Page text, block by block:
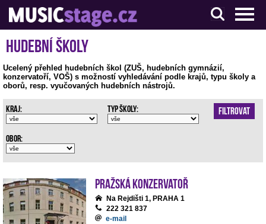
S muzikanty pro muzikanty
Hudební školy
Ucelený přehled hudebních škol (ZUŠ, hudebních gymnázií,
konzervatoří, VOŠ) s možností vyhledávání podle krajů, typu školy a
oborů, resp. vyučovaných hudebních nástrojů.
Filtrovat
Kraj: Typ školy:
Obor:
Pražská konzervatoř
Na Rejdišti 1, PRAHA 1
222 321 837
e-mail